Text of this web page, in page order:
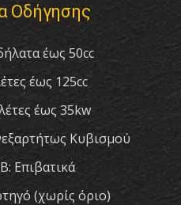
Οδήγησης
έως 50cc
έως 125cc
έως 35kw
Κυβισμού
Επιβατικά
(χωρίς όριο)